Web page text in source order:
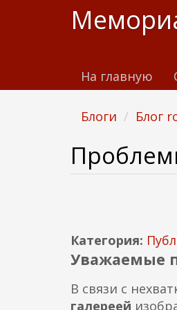
т
На главную
Блоги Блог
Категория:
Уважаемые
В связи с
галереей